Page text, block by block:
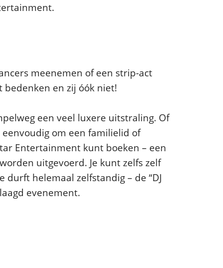
meenemen of een strip-act
bedenken en zij óók niet!
een veel luxere uitstraling. Of
om een familielid of
Entertainment kunt boeken – een
uitgevoerd. Je kunt zelfs zelf
helemaal zelfstandig – de “DJ
evenement.